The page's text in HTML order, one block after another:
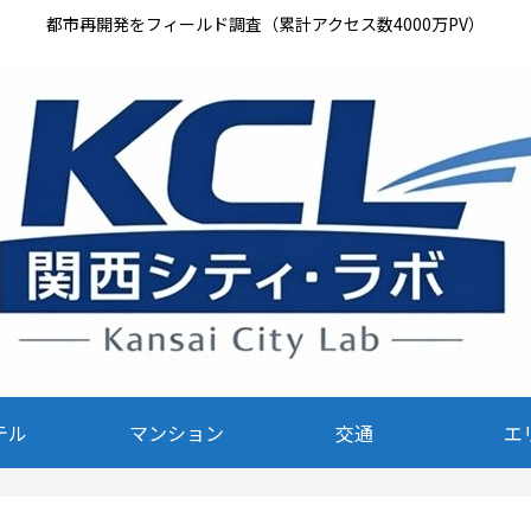
都市再開発をフィールド調査（累計アクセス数4000万PV）
ル マンション 交通 エ